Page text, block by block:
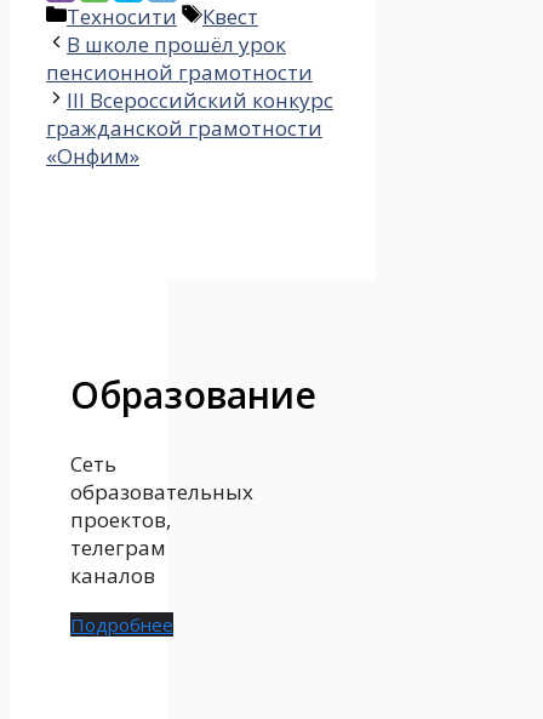
Рубрики
Техносити Метки
Квест
В школе прошёл урок
пенсионной грамотности
III Всероссийский конкурс
гражданской грамотности
«Онфим»
Образование
Сеть
образовательных
проектов,
телеграм
каналов
Подробнее